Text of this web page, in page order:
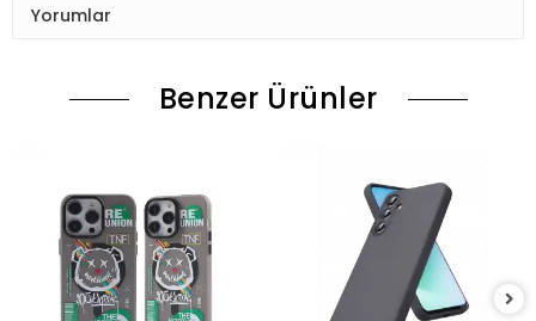
Yorumlar
Benzer Ürünler